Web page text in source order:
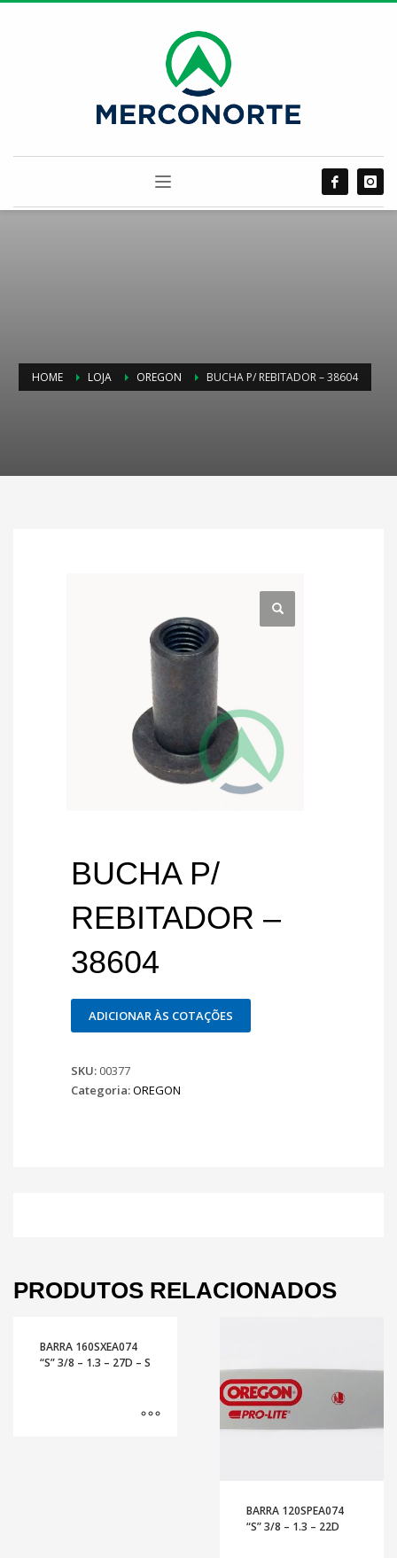
HOME LOJA OREGON BUCHA P/ REBITADOR – 38604
BUCHA P/
REBITADOR –
38604
ADICIONAR ÀS COTAÇÕES
SKU: 00377
Categoria:OREGON
PRODUTOS RELACIONADOS
BARRA 160SXEA074
“S” 3/8 – 1.3 – 27D – S
BARRA 120SPEA074
“S” 3/8 – 1.3 – 22D